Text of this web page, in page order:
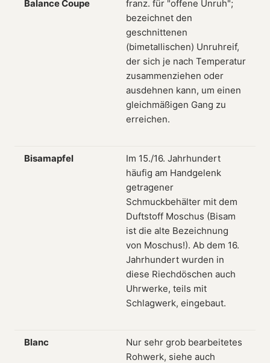
Balance Coupe
franz. für "offene Unruh";
bezeichnet den
geschnittenen
(bimetallischen) Unruhreif,
der sich je nach Temperatur
zusammenziehen oder
ausdehnen kann, um einen
gleichmäßigen Gang zu
erreichen.
Bisamapfel
Im 15./16. Jahrhundert
häufig am Handgelenk
getragener
Schmuckbehälter mit dem
Duftstoff Moschus (Bisam
ist die alte Bezeichnung
von Moschus!). Ab dem 16.
Jahrhundert wurden in
diese Riechdöschen auch
Uhrwerke, teils mit
Schlagwerk, eingebaut.
Blanc
Nur sehr grob bearbeitetes
Rohwerk, siehe auch